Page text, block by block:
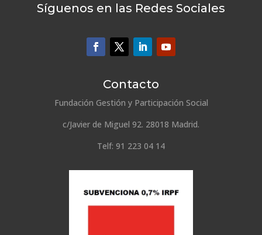
Síguenos en las Redes Sociales
Contacto
Fundación Gestión y Participación Social
c/Javier de Miguel 92. 28018 Madrid.
Telf: 91 223 04 14